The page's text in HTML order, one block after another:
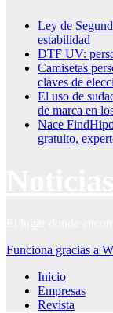
Ley de
estabilidad
DTF UV:
Camisetas
claves de
El uso de
de marca en
Nace
gratuito,
Funciona gracias a
Inicio
Empresas
Revista